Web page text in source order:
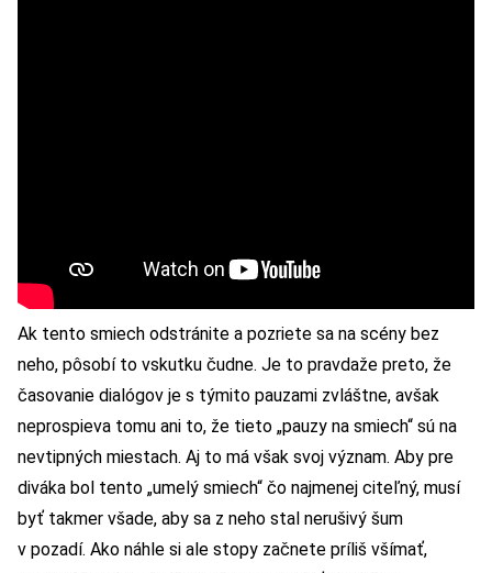
Ak tento smiech odstránite a pozriete sa na scény bez
neho, pôsobí to vskutku čudne. Je to pravdaže preto, že
časovanie dialógov je s týmito pauzami zvláštne, avšak
neprospieva tomu ani to, že tieto „pauzy na smiech“ sú na
nevtipných miestach. Aj to má však svoj význam. Aby pre
diváka bol tento „umelý smiech“ čo najmenej citeľný, musí
byť takmer všade, aby sa z neho stal nerušivý šum
v pozadí. Ako náhle si ale stopy začnete príliš všímať,